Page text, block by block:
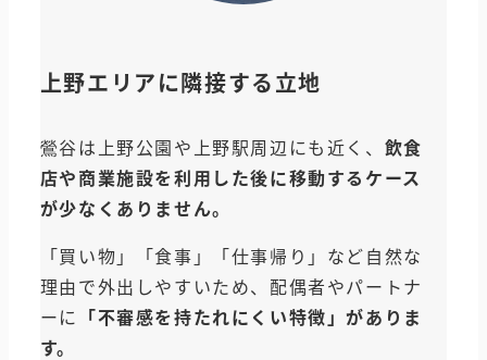
上野エリアに隣接する立地
鶯谷は上野公園や上野駅周辺にも近く、 飲食
店や商業施設を利用した後に移動するケース
が少なくありません。
「買い物」「食事」「仕事帰り」など自然な
理由で外出しやすいため、配偶者やパートナ
ーに 「不審感を持たれにくい特徴」がありま
す。